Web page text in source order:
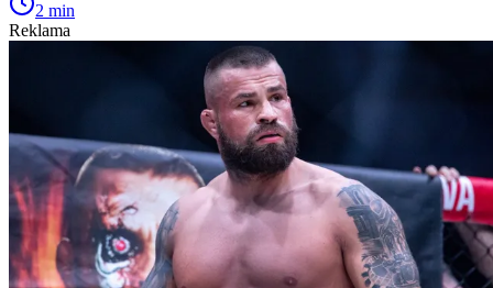
2 min
Reklama